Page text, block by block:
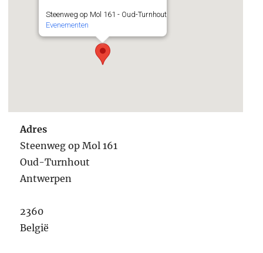
Steenweg op Mol 161 - Oud-Turnhout
Evenementen
Adres
Steenweg op Mol 161
Oud-Turnhout
Antwerpen
2360
België